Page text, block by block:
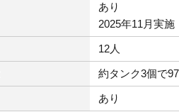
あり
2025年11月実施
12人
約タンク3個で
あり